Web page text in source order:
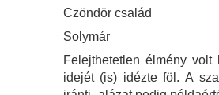
Czöndör család
Solymár
Felejthetetlen élmény
idejét (is) idézte föl. A